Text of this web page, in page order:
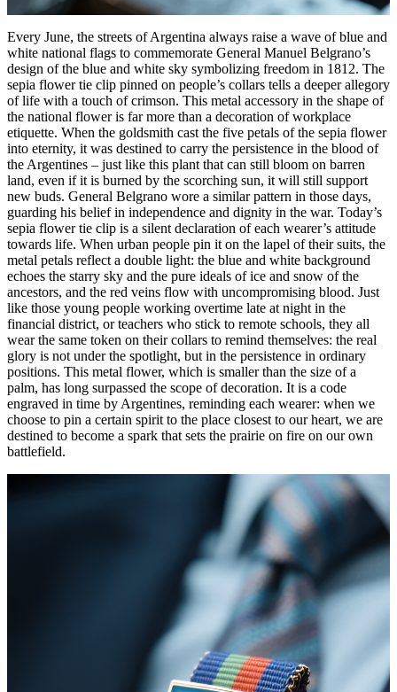
Every June, the streets of Argentina always raise a wave of blue and
white national flags to commemorate General Manuel Belgrano’s
design of the blue and white sky symbolizing freedom in 1812. The
sepia flower tie clip pinned on people’s collars tells a deeper allegory
of life with a touch of crimson. This metal accessory in the shape of
the national flower is far more than a decoration of workplace
etiquette. When the goldsmith cast the five petals of the sepia flower
into eternity, it was destined to carry the persistence in the blood of
the Argentines – just like this plant that can still bloom on barren
land, even if it is burned by the scorching sun, it will still support
new buds. General Belgrano wore a similar pattern in those days,
guarding his belief in independence and dignity in the war. Today’s
sepia flower tie clip is a silent declaration of each wearer’s attitude
towards life. When urban people pin it on the lapel of their suits, the
metal petals reflect a double light: the blue and white background
echoes the starry sky and the pure ideals of ice and snow of the
ancestors, and the red veins flow with uncompromising blood. Just
like those young people working overtime late at night in the
financial district, or teachers who stick to remote schools, they all
wear the same token on their collars to remind themselves: the real
glory is not under the spotlight, but in the persistence in ordinary
positions. This metal flower, which is smaller than the size of a
palm, has long surpassed the scope of decoration. It is a code
engraved in time by Argentines, reminding each wearer: when we
choose to pin a certain spirit to the place closest to our heart, we are
destined to become a spark that sets the prairie on fire on our own
battlefield.